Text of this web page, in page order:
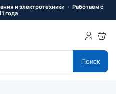
и электротехники
Работаем с
года
Поиск